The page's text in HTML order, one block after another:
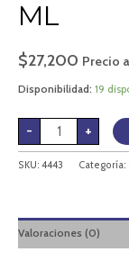
ML
$27,200 Precio
Disponibilidad: 19
- +
SKU: 4443 Categoría:
Valoraciones (0)